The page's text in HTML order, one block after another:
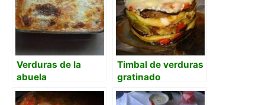
Verduras de la
abuela
Timbal de verduras
gratinado